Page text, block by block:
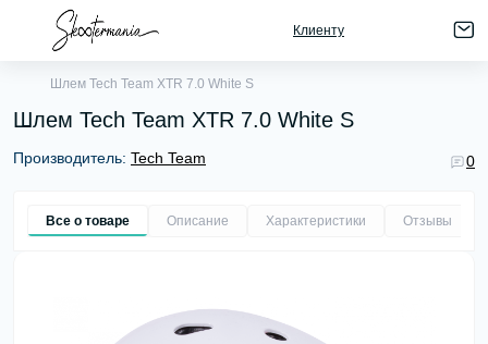
Клиенту
Шлем Tech Team XTR 7.0 White S
Шлем Tech Team XTR 7.0 White S
Производитель: Tech Team 0
Все о товаре Описание Характеристики Отзывы